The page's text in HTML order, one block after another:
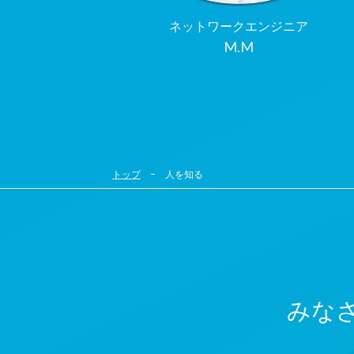
ネットワークエンジニア
M.M
トップ 人を知る
みな